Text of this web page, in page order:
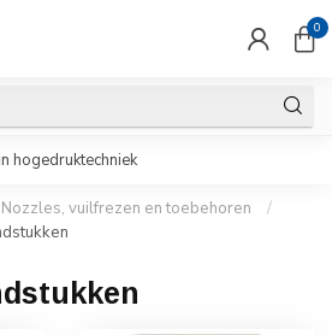
0
hogedruktechniek
Nozzles, vuilfrezen en toebehoren
/